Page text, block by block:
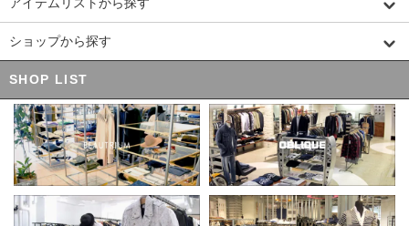
ショップから探す
SHOP LIST